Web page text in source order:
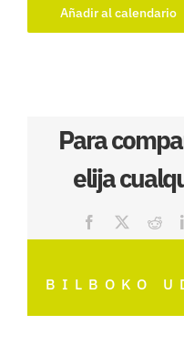
Añadir al calendario
Para
elija
Facebook
BILBOKO